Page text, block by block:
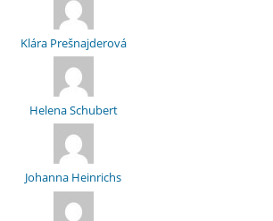
Klára Prešnajderová
Helena Schubert
Johanna Heinrichs